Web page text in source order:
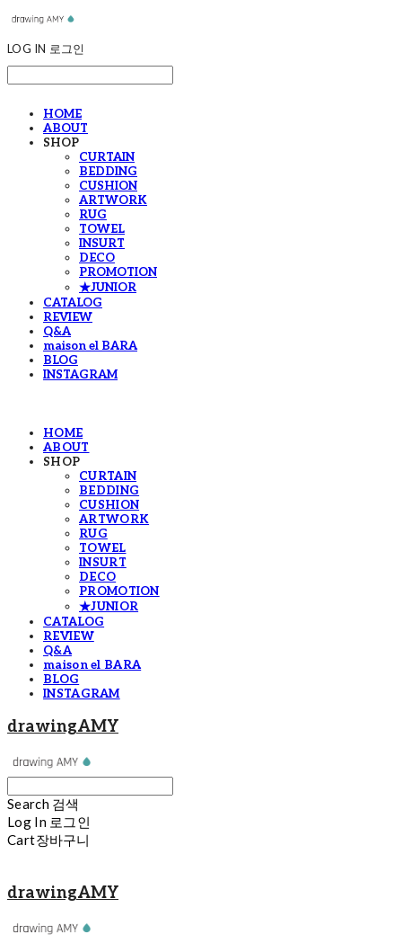
LOG IN 로그인
HOME
ABOUT
SHOP
CURTAIN
BEDDING
CUSHION
ARTWORK
RUG
TOWEL
INSURT
DECO
PROMOTION
★JUNIOR
CATALOG
REVIEW
Q&A
maison el BARA
BLOG
INSTAGRAM
HOME
ABOUT
SHOP
CURTAIN
BEDDING
CUSHION
ARTWORK
RUG
TOWEL
INSURT
DECO
PROMOTION
★JUNIOR
CATALOG
REVIEW
Q&A
maison el BARA
BLOG
INSTAGRAM
drawingAMY
Search 검색
Log In 로그인
Cart장바구니
drawingAMY